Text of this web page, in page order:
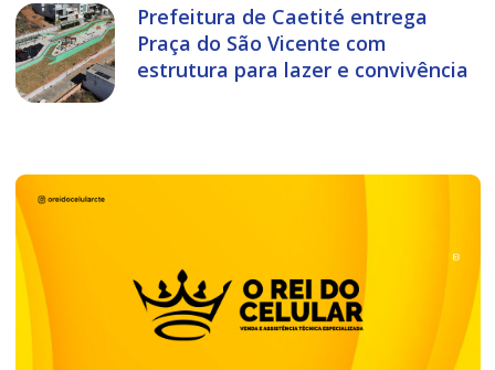
Prefeitura de Caetité entrega
Praça do São Vicente com
estrutura para lazer e convivência